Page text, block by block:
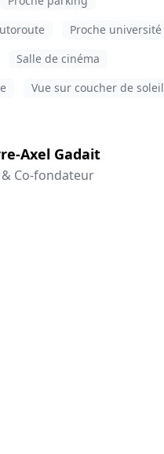
Proche université
Salle de cinéma
Vue sur coucher de soleil
Axel Gadait
& Co-fondateur